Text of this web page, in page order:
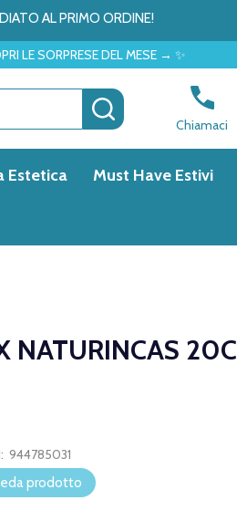
AL PRIMO ORDINE!
DEL MESE → ✨
CERCA
Chiamaci
Estetica Must Have Estivi
NATURINCAS
944785031
prodotto